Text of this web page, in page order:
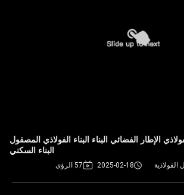
الإطار الفضائي البناء البناء الفولاذي المصقول
البناء السكني
الفولاذية 2025-02-18 57 الرؤى